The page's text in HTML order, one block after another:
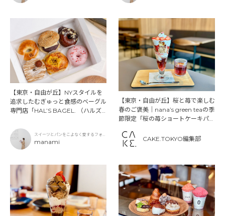
【東京・自由が丘】NYスタイルを
追求したむぎゅっと食感のベーグル
専門店「HAL’S BAGEL. （ハルズ
スイーツとパンをこよなく愛するフォト
グラファー
manami
【東京・自由が丘】桜と苺で楽しむ
春のご褒美｜nana’s green teaの季
節限定「桜の苺ショートケーキパフ
CAKE.TOKYO編集部